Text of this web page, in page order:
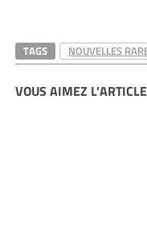
TAGS NOUVELLES
VOUS AIMEZ